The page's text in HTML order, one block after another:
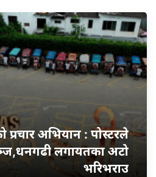
प्रचार अभियान : पोस्टरले
लगायतका अटो
भरिभराउ